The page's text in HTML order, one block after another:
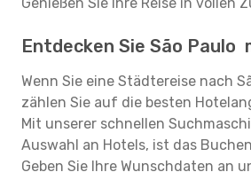
Entdecken Sie São Paulo
Wenn Sie eine Städtereise nach
zählen Sie auf die besten
Mit unserer schnellen
Auswahl an Hotels, ist das
Geben Sie Ihre Wunschdaten an